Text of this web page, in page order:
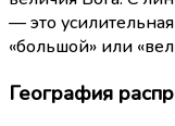
— это
«большой» или
География